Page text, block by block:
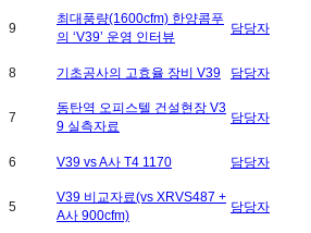
9
최대풍량(1600cfm) 한양콤푸
의 ‘V39’ 운영 인터뷰
담당자
8 기초공사의 고효율 장비 V39 담당자
7
동탄역 오피스텔 건설현장 V3
9 실측자료
담당자
6 V39 vs A사 T4 1170 담당자
5
V39 비교자료(vs XRVS487 +
A사 900cfm)
담당자